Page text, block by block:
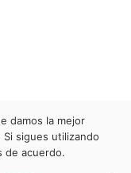
damos la mejor
sigues utilizando
de acuerdo.